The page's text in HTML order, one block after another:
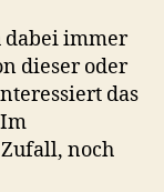
dabei immer
dieser oder
das
noch